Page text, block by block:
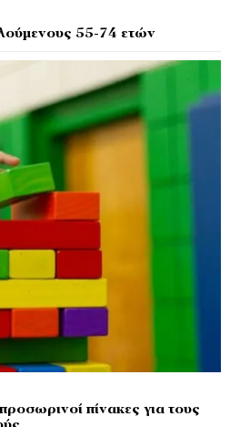
55-74 ετών
πίνακες για τους